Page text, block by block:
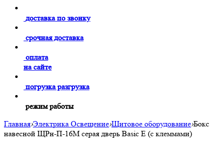
доставка по звонку
срочная доставка
оплата
на сайте
погрузка разгрузка
режим работы
Главная›Электрика Освещение›Щитовое оборудование›Бокс
навесной ЩРн-П-16М серая дверь Basic E (с клеммами)